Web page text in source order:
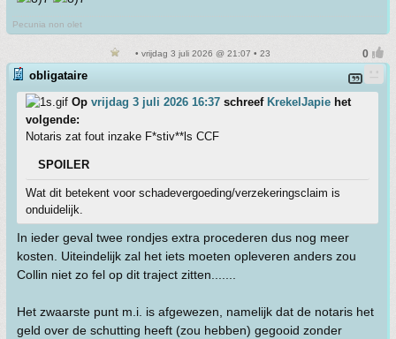
Pecunia non olet
• vrijdag 3 juli 2026 @ 21:07 • 23
obligataire
Op vrijdag 3 juli 2026 16:37 schreef KrekelJapie het
volgende:
Notaris zat fout inzake F*stiv**ls CCF
SPOILER
Wat dit betekent voor schadevergoeding/verzekeringsclaim is
onduidelijk.
In ieder geval twee rondjes extra procederen dus nog meer
kosten. Uiteindelijk zal het iets moeten opleveren anders zou
Collin niet zo fel op dit traject zitten.......
Het zwaarste punt m.i. is afgewezen, namelijk dat de notaris het
geld over de schutting heeft (zou hebben) gegooid zonder